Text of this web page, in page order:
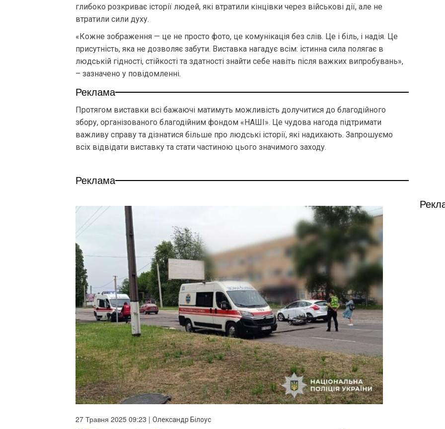
глибоко розкриває історії людей, які втратили кінцівки через військові дії, але не
втратили сили духу.
«Кожне зображення — це не просто фото, це комунікація без слів. Це і біль, і надія. Це
присутність, яка не дозволяє забути. Виставка нагадує всім: істинна сила полягає в
людській гідності, стійкості та здатності знайти себе навіть після важких випробувань»,
– зазначено у повідомленні.
Реклама
Протягом виставки всі бажаючі матимуть можливість долучитися до благодійного
збору, організованого благодійним фондом «НАШІ». Це чудова нагода підтримати
важливу справу та дізнатися більше про людські історії, які надихають. Запрошуємо
всіх відвідати виставку та стати частиною цього значимого заходу.
Реклама
27 Травня 2025 09:23 | Олександр Білоус